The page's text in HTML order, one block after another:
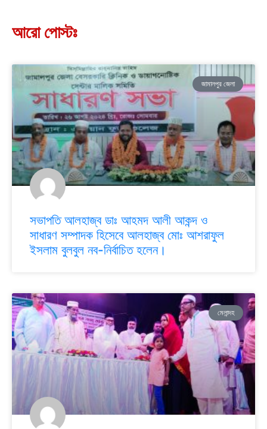
আরো পোস্টঃ
জামালপুর জেলা
সভাপতি আলহাজ্ব ডাঃ আহমদ আলী আকন্দ ও
সাধারণ সম্পাদক হিসেবে আলহাজ্ব মোঃ আশরাফুল
ইসলাম বুলবুল নব-নির্বাচিত হলেন।
মেলান্দহ